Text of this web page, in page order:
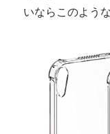
いならこのよう